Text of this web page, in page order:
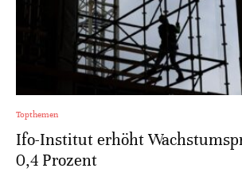
Topthemen
Ifo-Institut erhöht
0,4 Prozent